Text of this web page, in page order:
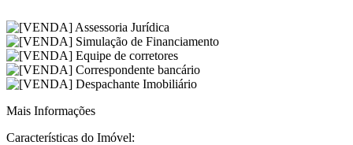
Mais Informações
Características do Imóvel: